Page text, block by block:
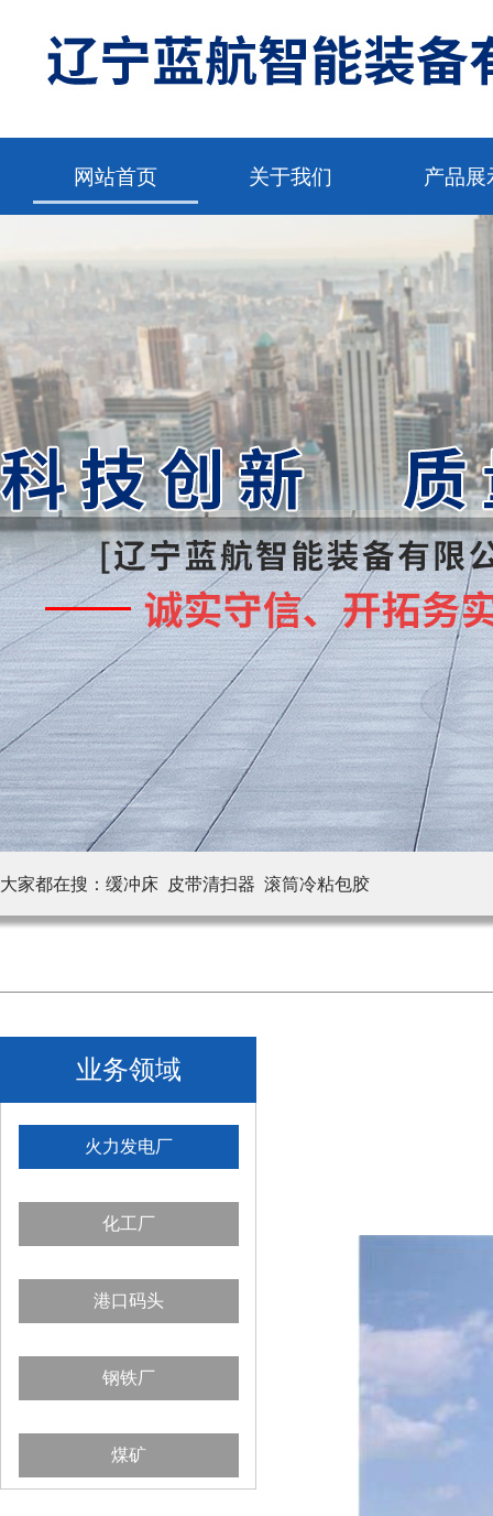
网站首页 关于我们 产品展
大家都在搜： 缓冲床 皮带清扫器 滚筒冷粘包胶
业务领域
火力发电厂
化工厂
港口码头
钢铁厂
煤矿